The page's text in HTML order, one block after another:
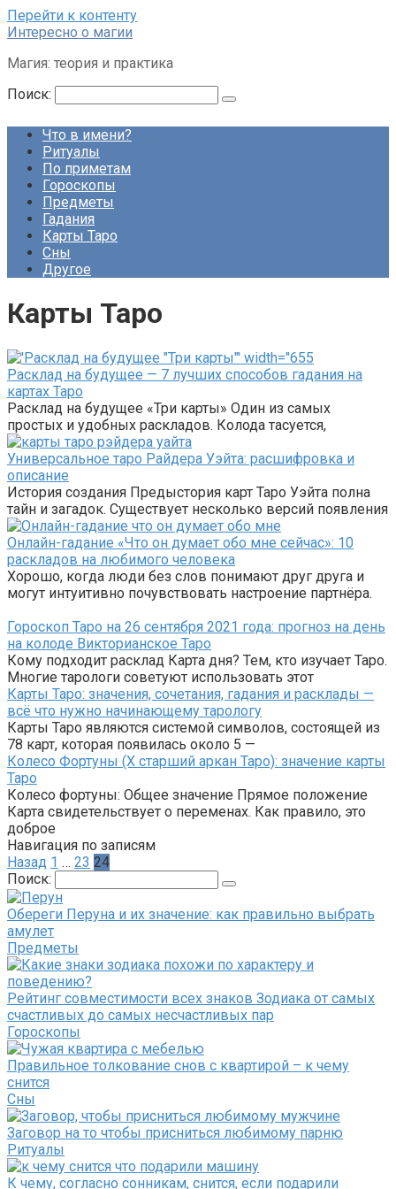
Перейти к контенту
Интересно о магии
Магия: теория и практика
Поиск:
Что в имени?
Ритуалы
По приметам
Гороскопы
Предметы
Гадания
Карты Таро
Сны
Другое
Карты Таро
Расклад на будущее — 7 лучших способов гадания на
картах Таро
Расклад на будущее «Три карты» Один из самых
простых и удобных раскладов. Колода тасуется,
Универсальное таро Райдера Уэйта: расшифровка и
описание
История создания Предыстория карт Таро Уэйта полна
тайн и загадок. Существует несколько версий появления
Онлайн-гадание «Что он думает обо мне сейчас»: 10
раскладов на любимого человека
Хорошо, когда люди без слов понимают друг друга и
могут интуитивно почувствовать настроение партнёра.
Гороскоп Таро на 26 сентября 2021 года: прогноз на день
на колоде Викторианское Таро
Кому подходит расклад Карта дня? Тем, кто изучает Таро.
Многие тарологи советуют использовать этот
Карты Таро: значения, сочетания, гадания и расклады —
всё что нужно начинающему тарологу
Карты Таро являются системой символов, состоящей из
78 карт, которая появилась около 5 —
Колесо Фортуны (X старший аркан Таро): значение карты
Таро
Колесо фортуны: Общее значение Прямое положение
Карта свидетельствует о переменах. Как правило, это
доброе
Навигация по записям
Назад 1 … 23 24
Поиск:
Обереги Перуна и их значение: как правильно выбрать
амулет
Предметы
Рейтинг совместимости всех знаков Зодиака от самых
счастливых до самых несчастливых пар
Гороскопы
Правильное толкование снов с квартирой – к чему
снится
Сны
Заговор на то чтобы присниться любимому парню
Ритуалы
К чему, согласно сонникам, снится, если подарили